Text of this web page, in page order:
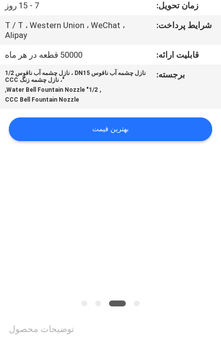
ما
تماس
نقل
قول
زمان تحویل:
7 - 15 روز
شرایط پرداخت:
T / T ، Western Union ، WeChat ،
Alipay
قابلیت ارائه:
50000 قطعه در هر ماه
برجسته:
نازل چشمه آب ناقوس DN15 ، نازل چشمه آب ناقوس 1/2
"، نازل چشمه زنگ CCC
,
1/2" Water Bell Fountain Nozzle
,
CCC Bell Fountain Nozzle
بهترین قیمت
توضیحات محصول